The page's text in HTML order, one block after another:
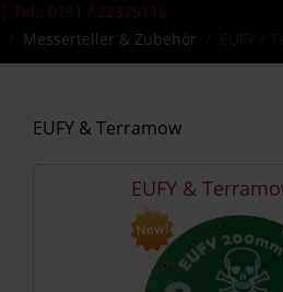
| Tel.: 0151 / 22375116
Messerteller & Zubehör
EUFY & Terramow
EUFY &